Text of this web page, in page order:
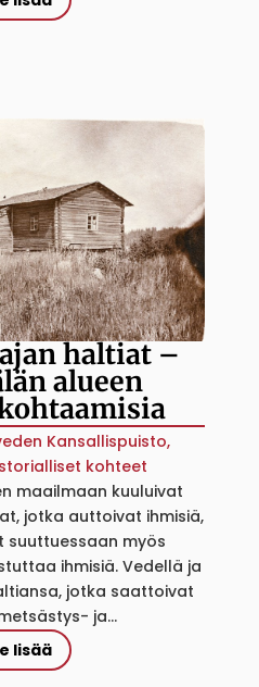
haltiat –
alueen
Kansallispuisto,
kohteet
maailmaan kuuluivat
jotka auttoivat ihmisiä,
myös
ihmisiä. Vedellä ja
jotka saattoivat
ja...
lisää